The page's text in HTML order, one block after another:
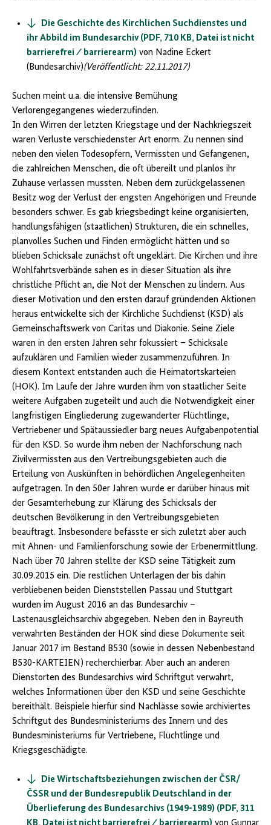
Die Geschichte des Kirchlichen Suchdienstes und
ihr Abbild im Bundesarchiv (PDF, 710 KB, Datei ist nicht
barrierefrei ⁄ barrierearm) von Nadine Eckert
(Bundesarchiv)(Veröffentlicht: 22.11.2017)
Suchen meint u.a. die intensive Bemühung
Verlorengegangenes wiederzufinden.
In den Wirren der letzten Kriegstage und der Nachkriegszeit
waren Verluste verschiedenster Art enorm. Zu nennen sind
neben den vielen Todesopfern, Vermissten und Gefangenen,
die zahlreichen Menschen, die oft übereilt und planlos ihr
Zuhause verlassen mussten. Neben dem zurückgelassenen
Besitz wog der Verlust der engsten Angehörigen und Freunde
besonders schwer. Es gab kriegsbedingt keine organisierten,
handlungsfähigen (staatlichen) Strukturen, die ein schnelles,
planvolles Suchen und Finden ermöglicht hätten und so
blieben Schicksale zunächst oft ungeklärt. Die Kirchen und ihre
Wohlfahrtsverbände sahen es in dieser Situation als ihre
christliche Pflicht an, die Not der Menschen zu lindern. Aus
dieser Motivation und den ersten darauf gründenden Aktionen
heraus entwickelte sich der Kirchliche Suchdienst (KSD) als
Gemeinschaftswerk von Caritas und Diakonie. Seine Ziele
waren in den ersten Jahren sehr fokussiert – Schicksale
aufzuklären und Familien wieder zusammenzuführen. In
diesem Kontext entstanden auch die Heimatortskarteien
(HOK). Im Laufe der Jahre wurden ihm von staatlicher Seite
weitere Aufgaben zugeteilt und auch die Notwendigkeit einer
langfristigen Eingliederung zugewanderter Flüchtlinge,
Vertriebener und Spätaussiedler barg neues Aufgabenpotential
für den KSD. So wurde ihm neben der Nachforschung nach
Zivilvermissten aus den Vertreibungsgebieten auch die
Erteilung von Auskünften in behördlichen Angelegenheiten
aufgetragen. In den 50er Jahren wurde er darüber hinaus mit
der Gesamterhebung zur Klärung des Schicksals der
deutschen Bevölkerung in den Vertreibungsgebieten
beauftragt. Insbesondere befasste er sich zuletzt aber auch
mit Ahnen- und Familienforschung sowie der Erbenermittlung.
Nach über 70 Jahren stellte der KSD seine Tätigkeit zum
30.09.2015 ein. Die restlichen Unterlagen der bis dahin
verbliebenen beiden Dienststellen Passau und Stuttgart
wurden im August 2016 an das Bundesarchiv –
Lastenausgleichsarchiv abgegeben. Neben den in Bayreuth
verwahrten Beständen der HOK sind diese Dokumente seit
Januar 2017 im Bestand B530 (sowie in dessen Nebenbestand
B530-KARTEIEN) recherchierbar. Aber auch an anderen
Dienstorten des Bundesarchivs wird Schriftgut verwahrt,
welches Informationen über den KSD und seine Geschichte
bereithält. Beispiele hierfür sind Nachlässe sowie archiviertes
Schriftgut des Bundesministeriums des Innern und des
Bundesministeriums für Vertriebene, Flüchtlinge und
Kriegsgeschädigte.
Die Wirtschaftsbeziehungen zwischen der ČSR/
ČSSR und der Bundesrepublik Deutschland in der
Überlieferung des Bundesarchivs (1949-1989) (PDF, 311
KB, Datei ist nicht barrierefrei ⁄ barrierearm) von Gunnar